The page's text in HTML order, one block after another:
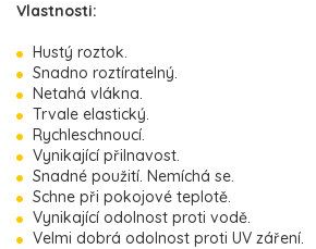
Vlastnosti:
Hustý roztok.
Snadno roztíratelný.
Netahá vlákna.
Trvale elastický.
Rychleschnoucí.
Vynikající přilnavost.
Snadné použití. Nemíchá se.
Schne při pokojové teplotě.
Vynikající odolnost proti vodě.
Velmi dobrá odolnost proti UV záření.